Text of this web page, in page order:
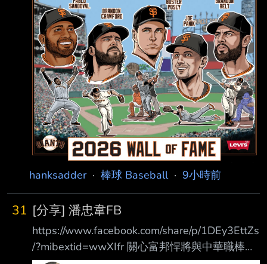
McGonigle (L) 3B .289 .395 .434 .829 12 44
11 73 ２.Gleyber Torres (R) 2B .266 .382 .399
.781 7 29 0 39 ３.Dillon Dingler (R) C .275
.339 .531 .870 26 79
hanksadder· 棒球 Baseball· 9小時前
31 [分享] 潘忠韋FB
https://www.facebook.com/share/p/1DEy3EttZs
/?mibextid=wwXIfr 關心富邦悍將與中華職棒的